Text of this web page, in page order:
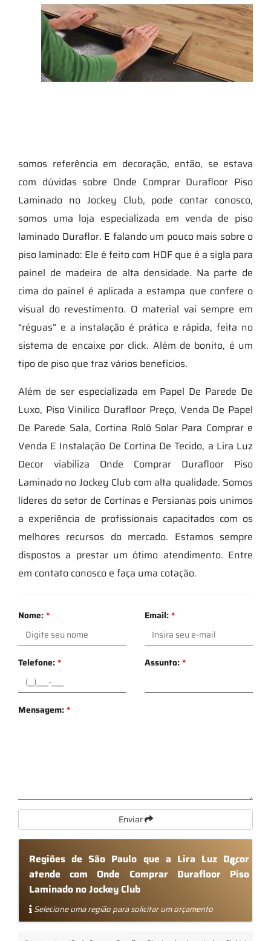
somos referência em decoração, então, se estava
com dúvidas sobre Onde Comprar Durafloor Piso
Laminado no Jockey Club, pode contar conosco,
somos uma loja especializada em venda de piso
laminado Duraflor. E falando um pouco mais sobre o
piso laminado: Ele é feito com HDF que é a sigla para
painel de madeira de alta densidade. Na parte de
cima do painel é aplicada a estampa que confere o
visual do revestimento. O material vai sempre em
“réguas” e a instalação é prática e rápida, feita no
sistema de encaixe por click. Além de bonito, é um
tipo de piso que traz vários benefícios.
Além de ser especializada em Papel De Parede De
Luxo, Piso Vinilico Durafloor Preço, Venda De Papel
De Parede Sala, Cortina Rolô Solar Para Comprar e
Venda E Instalação De Cortina De Tecido, a Lira Luz
Decor viabiliza Onde Comprar Durafloor Piso
Laminado no Jockey Club com alta qualidade. Somos
líderes do setor de Cortinas e Persianas pois unimos
a experiência de profissionais capacitados com os
melhores recursos do mercado. Estamos sempre
dispostos a prestar um ótimo atendimento. Entre
em contato conosco e faça uma cotação.
Nome:* Email:*
Telefone:* Assunto:*
Mensagem:*
Enviar
Regiões de São Paulo que a Lira Luz Decor
atende com Onde Comprar Durafloor Piso
Laminado no Jockey Club
Selecione uma região para solicitar um orçamento